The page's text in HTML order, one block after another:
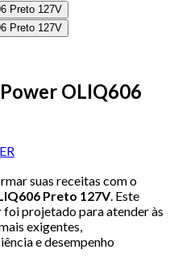
OLIQ606
suas receitas com o
Preto 127V. Este
projetado para atender às
exigentes,
e desempenho